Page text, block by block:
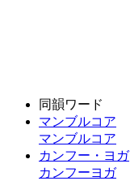
同韻ワード
マンブルコア
マンブルコア
カンフー・ヨガ
カンフーヨガ